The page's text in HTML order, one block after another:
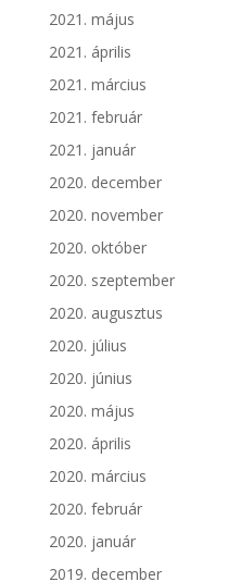
2021. május
2021. április
2021. március
2021. február
2021. január
2020. december
2020. november
2020. október
2020. szeptember
2020. augusztus
2020. július
2020. június
2020. május
2020. április
2020. március
2020. február
2020. január
2019. december